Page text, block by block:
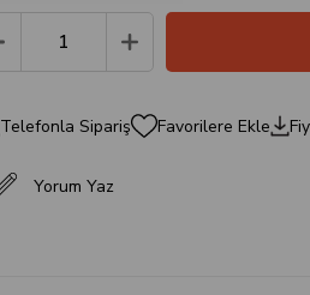
Telefonla Sipariş Favorilere Ekle
Yorum Yaz